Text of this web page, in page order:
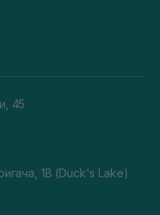
45
1В (Duck's Lake)